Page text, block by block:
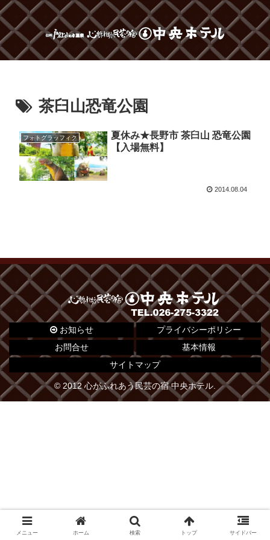
茶臼山恐竜公園
フォトグラッフィク
夏休み★長野市 茶臼山 恐竜公園
【入場無料】
2014.08.04
お知らせ
プライバシーポリシー
お問合せ
基本情報
サイトマップ
© 2012 心がふれあう民芸の宿 中央ホテル.
メニュー ホーム 検索 トップ サイドバー